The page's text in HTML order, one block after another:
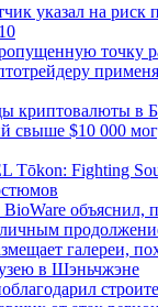
указал на риск
точку
криптовалюты в
свыше $10 000
Tōkon: Fighting
объяснил,
галереи,
в Шэньчжэне